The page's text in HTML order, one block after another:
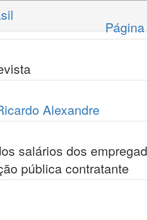
Alexandre
salários dos
pública contratante